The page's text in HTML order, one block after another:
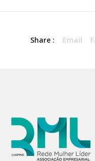
Share : Email